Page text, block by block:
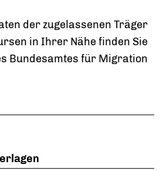
der zugelassenen Träger
in Ihrer Nähe finden Sie
Bundesamtes für Migration